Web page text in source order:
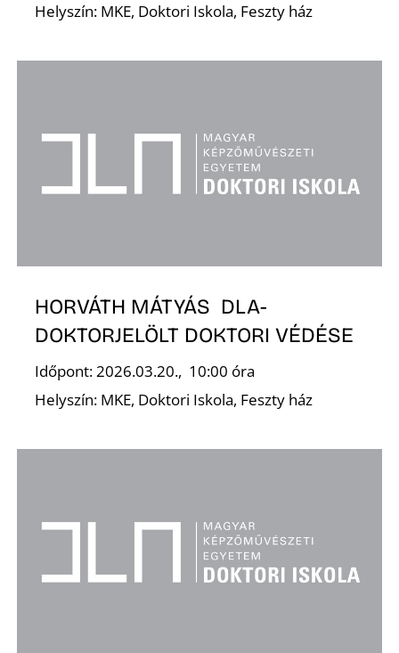
Helyszín: MKE, Doktori Iskola, Feszty ház
HORVÁTH MÁTYÁS DLA-
DOKTORJELÖLT DOKTORI VÉDÉSE
Időpont: 2026.03.20., 10:00 óra
Helyszín: MKE, Doktori Iskola, Feszty ház